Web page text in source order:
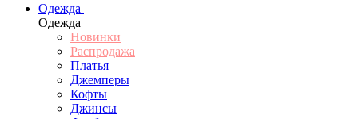
Одежда
Одежда
Новинки
Распродажа
Платья
Джемперы
Кофты
Джинсы